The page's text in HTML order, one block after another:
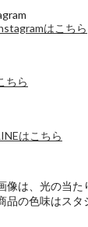
はこちら
ちら
はこちら
像は、光の当た
品の色味はスタ